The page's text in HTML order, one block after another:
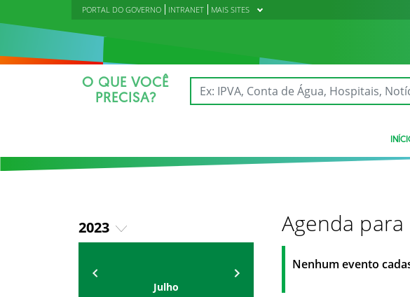
PORTAL DO GOVERNO INTRANET MAIS SITES
O QUE VOCÊ
PRECISA?
2023
2019
Julho
Agenda para
Nenhum evento